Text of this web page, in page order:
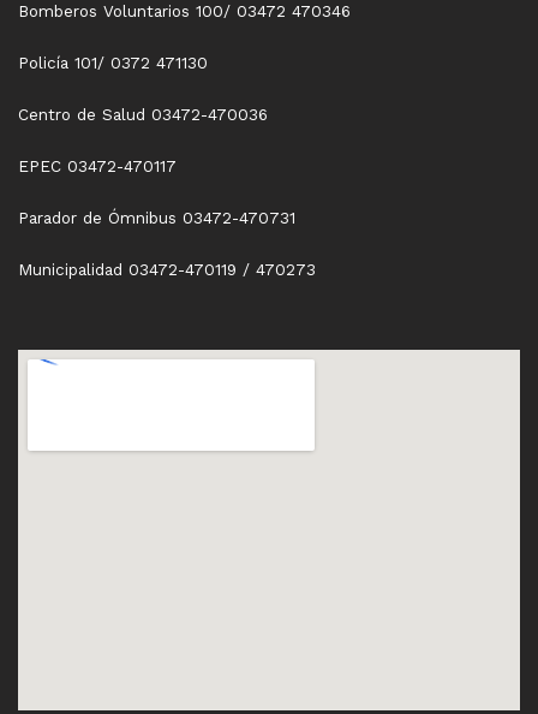
Bomberos Voluntarios 100/ 03472 470346
Policía 101/ 0372 471130
Centro de Salud 03472-470036
EPEC 03472-470117
Parador de Ómnibus 03472-470731
Municipalidad 03472-470119 / 470273